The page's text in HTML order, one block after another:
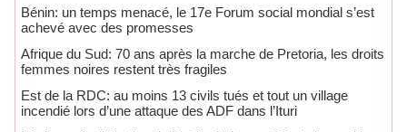
Bénin: un temps menacé, le 17e Forum social mondial s’est
achevé avec des promesses
Afrique du Sud: 70 ans après la marche de Pretoria, les droits
femmes noires restent très fragiles
​Est de la RDC: au moins 13 civils tués et tout un village
incendié lors d’une attaque des ADF dans l’Ituri